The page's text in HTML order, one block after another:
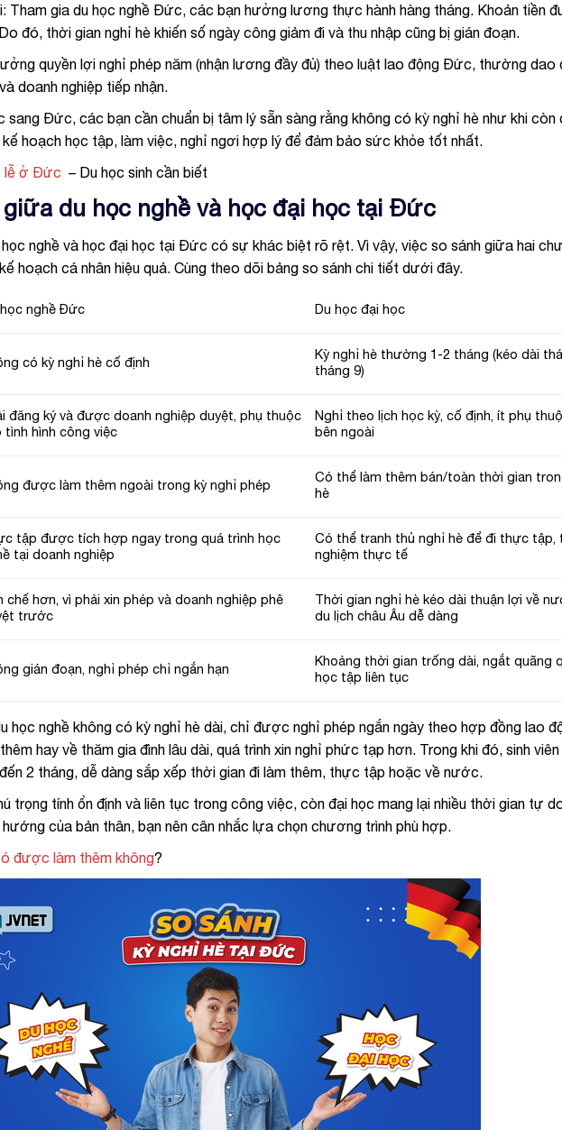
Tham gia du học nghề Đức, các bạn hưởng lương thực hành hàng tháng. Khoản tiền
đó, thời gian nghỉ hè khiến số ngày công giảm đi và thu nhập cũng bị gián đoạn.
quyền lợi nghỉ phép năm (nhận lương đầy đủ) theo luật lao động Đức, thường dao
doanh nghiệp tiếp nhận.
sang Đức, các bạn cần chuẩn bị tâm lý sẵn sàng rằng không có kỳ nghỉ hè như khi còn
hoạch học tập, làm việc, nghỉ ngơi hợp lý để đảm bảo sức khỏe tốt nhất.
lễ ở Đức – Du học sinh cần biết
du học nghề và học đại học tại Đức
nghề và học đại học tại Đức có sự khác biệt rõ rệt. Vì vậy, việc so sánh giữa hai
hoạch cá nhân hiệu quả. Cùng theo dõi bảng so sánh chi tiết dưới đây.
nghề Đức Du học đại học
có kỳ nghỉ hè cố định
Kỳ nghỉ hè thường 1-2 tháng (kéo dài
tháng 9)
đăng ký và được doanh nghiệp duyệt, phụ thuộc
tình hình công việc
Nghỉ theo lịch học kỳ, cố định, ít phụ
bên ngoài
được làm thêm ngoài trong kỳ nghỉ phép
Có thể làm thêm bán/toàn thời gian
hè
tập được tích hợp ngay trong quá trình học
tại doanh nghiệp
Có thể tranh thủ nghỉ hè để đi thực tập,
nghiệm thực tế
chế hơn, vì phải xin phép và doanh nghiệp phê
trước
Thời gian nghỉ hè kéo dài thuận lợi về
du lịch châu Âu dễ dàng
gián đoạn, nghỉ phép chỉ ngắn hạn
Khoảng thời gian trống dài, ngắt quãng
học tập liên tục
học nghề không có kỳ nghỉ hè dài, chỉ được nghỉ phép ngắn ngày theo hợp đồng lao
hay về thăm gia đình lâu dài, quá trình xin nghỉ phức tạp hơn. Trong khi đó, sinh
2 tháng, dễ dàng sắp xếp thời gian đi làm thêm, thực tập hoặc về nước.
trọng tính ổn định và liên tục trong công việc, còn đại học mang lại nhiều thời gian tự
của bản thân, bạn nên cân nhắc lựa chọn chương trình phù hợp.
được làm thêm không?